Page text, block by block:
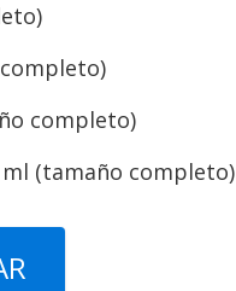
completo)
(tamaño completo)